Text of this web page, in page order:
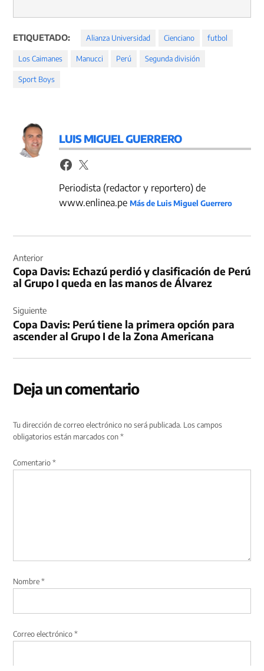
ETIQUETADO: Alianza Universidad Cienciano futbol
Los Caimanes Manucci Perú Segunda división
Sport Boys
LUIS MIGUEL GUERRERO
Periodista (redactor y reportero) de
www.enlinea.peMás de Luis Miguel Guerrero
de
entradas
Anterior
Copa Davis: Echazú perdió y clasificación de Perú
al Grupo I queda en las manos de Álvarez
Siguiente
Copa Davis: Perú tiene la primera opción para
ascender al Grupo I de la Zona Americana
Deja un comentario
Tu dirección de correo electrónico no será publicada. Los campos
obligatorios están marcados con*
Comentario*
Nombre*
Correo electrónico*